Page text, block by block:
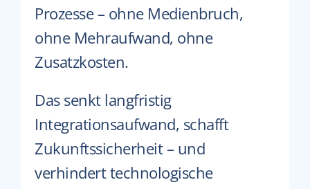
Prozesse – ohne Medienbruch,
ohne Mehraufwand, ohne
Zusatzkosten.
Das senkt langfristig
Integrationsaufwand, schafft
Zukunftssicherheit – und
verhindert technologische